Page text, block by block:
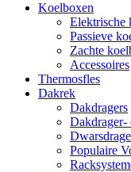
Koelboxen
Elektrische
Passieve
Zachte
Accessoires
Thermosfles
Dakrek
Dakdragers
Dakdrager-
Populaire